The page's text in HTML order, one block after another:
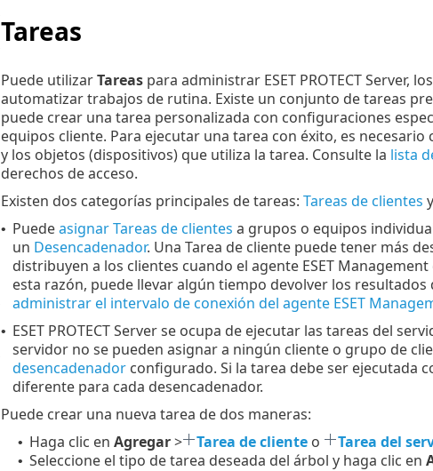
Tareas
Puede utilizarTareaspara administrar ESET PROTECT Server,
automatizar trabajos de rutina. Existe un conjunto de tareas
puede crear una tarea personalizada con configuraciones
equipos cliente. Para ejecutar una tarea con éxito, es
y los objetos (dispositivos) que utiliza la tarea. Consulte la lista
derechos de acceso.
Existen dos categorías principales de tareas: Tareas de clientes y
• Puedeasignar Tareas de clientes a grupos o equipos
un Desencadenador. Una Tarea de cliente puede tener más
distribuyen a los clientes cuando el agente ESET
esta razón, puede llevar algún tiempo devolver los resultados
administrar el intervalo de conexión del agente ESET
• ESET PROTECT Server se ocupa de ejecutar las tareas del
servidor no se pueden asignar a ningún cliente o grupo de
desencadenadorconfigurado. Si la tarea debe ser ejecutada
diferente para cada desencadenador.
Puede crear una nueva tarea de dos maneras:
• Haga clic en Agregar> Tarea de clienteo Tarea del
• Seleccione el tipo de tarea deseada del árbol y haga clic en